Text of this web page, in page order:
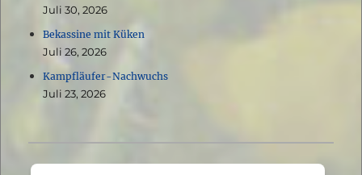
Juli 30, 2026
Bekassine mit Küken
Juli 26, 2026
Kampfläufer-Nachwuchs
Juli 23, 2026